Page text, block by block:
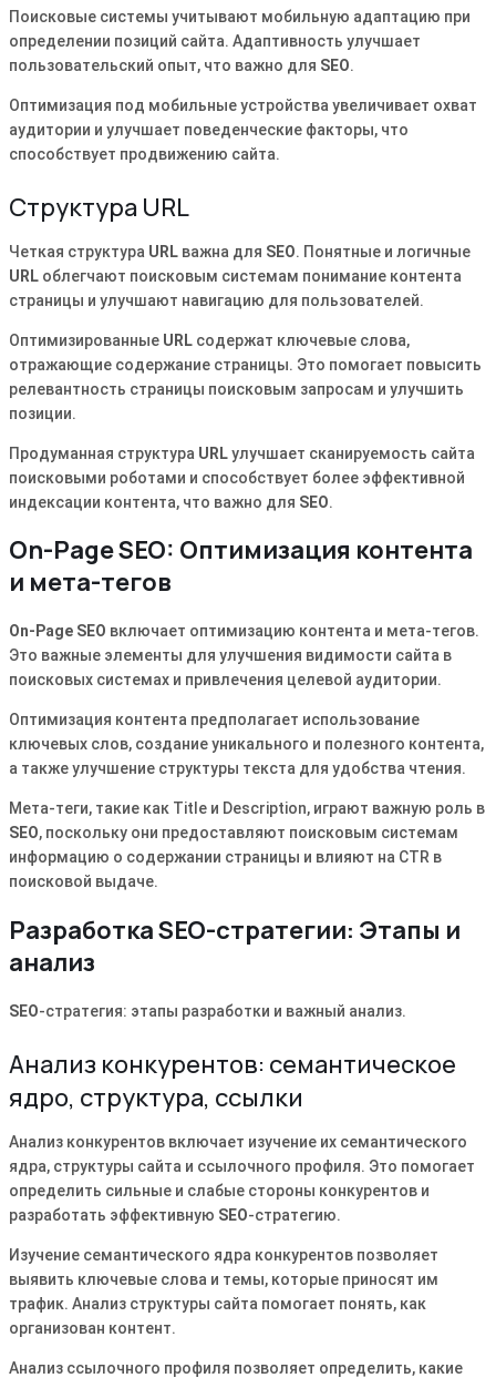
Поисковые системы учитывают мобильную адаптацию при
определении позиций сайта. Адаптивность улучшает
пользовательский опыт, что важно для SEO.
Оптимизация под мобильные устройства увеличивает охват
аудитории и улучшает поведенческие факторы, что
способствует продвижению сайта.
Структура URL
Четкая структура URL важна для SEO. Понятные и логичные
URL облегчают поисковым системам понимание контента
страницы и улучшают навигацию для пользователей.
Оптимизированные URL содержат ключевые слова,
отражающие содержание страницы. Это помогает повысить
релевантность страницы поисковым запросам и улучшить
позиции.
Продуманная структура URLулучшает сканируемость сайта
поисковыми роботами и способствует более эффективной
индексации контента, что важно для SEO.
On-Page SEO: Оптимизация контента
и мета-тегов
On-Page SEO включает оптимизацию контента и мета-тегов.
Это важные элементы для улучшения видимости сайта в
поисковых системах и привлечения целевой аудитории.
Оптимизация контента предполагает использование
ключевых слов, создание уникального и полезного контента,
а также улучшение структуры текста для удобства чтения.
Мета-теги, такие как Title и Description, играют важную роль в
SEO, поскольку они предоставляют поисковым системам
информацию о содержании страницы и влияют на CTR в
поисковой выдаче.
Разработка SEO-стратегии: Этапы и
анализ
SEO-стратегия: этапы разработки и важный анализ.
Анализ конкурентов: семантическое
ядро, структура, ссылки
Анализ конкурентов включает изучение их семантического
ядра, структуры сайта и ссылочного профиля. Это помогает
определить сильные и слабые стороны конкурентов и
разработать эффективную SEO-стратегию.
Изучение семантического ядра конкурентов позволяет
выявить ключевые слова и темы, которые приносят им
трафик. Анализ структуры сайта помогает понять, как
организован контент.
Анализ ссылочного профиля позволяет определить, какие